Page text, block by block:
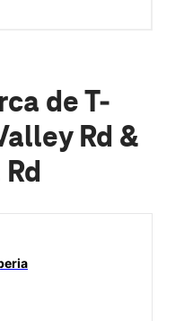
de T-
Rd &